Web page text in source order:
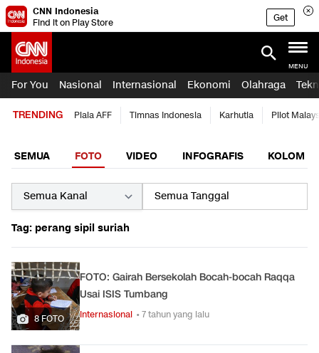
CNN Indonesia
Find it on Play Store
Get
MENU
For You Nasional Internasional Ekonomi Olahraga
TRENDING Piala AFF Timnas Indonesia Karhutla Pilot
SEMUA FOTO VIDEO INFOGRAFIS KOLOM
Tag: perang sipil suriah
8 FOTO
FOTO: Gairah Bersekolah Bocah-bocah Raqqa
Usai ISIS Tumbang
Internasional • 7 tahun yang lalu